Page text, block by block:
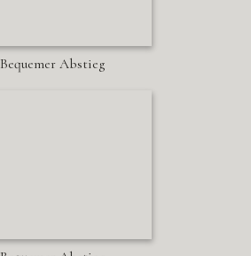
Bequemer Abstieg